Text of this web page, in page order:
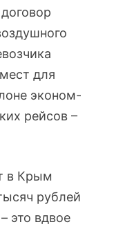
для
эконом-
рейсов –
в Крым
рублей
это вдвое